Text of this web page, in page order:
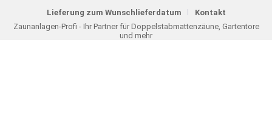
Lieferung zum Wunschlieferdatum
Kontakt
Zaunanlagen-Profi - Ihr Partner für Doppelstabmattenzäune, Gartentore
und mehr